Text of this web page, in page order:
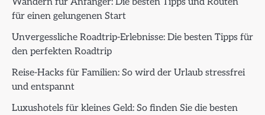
für einen gelungenen Start
Unvergessliche Roadtrip-Erlebnisse: Die besten Tipps für
den perfekten Roadtrip
Reise-Hacks für Familien: So wird der Urlaub stressfrei
und entspannt
Luxushotels für kleines Geld: So finden Sie die besten